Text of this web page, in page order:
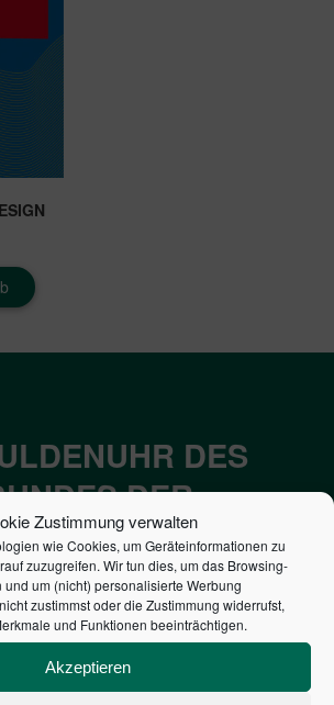
Zustimmung verwalten
wie Cookies, um Geräteinformationen zu
zuzugreifen. Wir tun dies, um das Browsing-
um (nicht) personalisierte Werbung
zustimmst oder die Zustimmung widerrufst,
und Funktionen beeinträchtigen.
Akzeptieren
DES
DER
7,052€
NEUVERSCHULDUNG
PRO SEKUNDE